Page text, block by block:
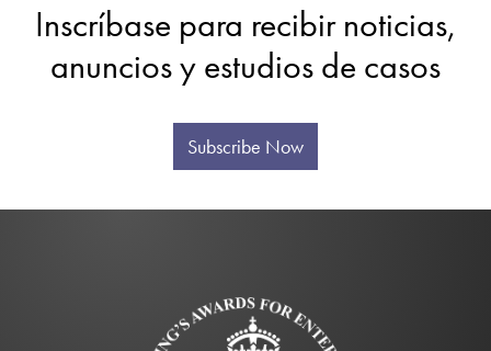
Inscríbase para recibir noticias,
anuncios y estudios de casos
Subscribe Now